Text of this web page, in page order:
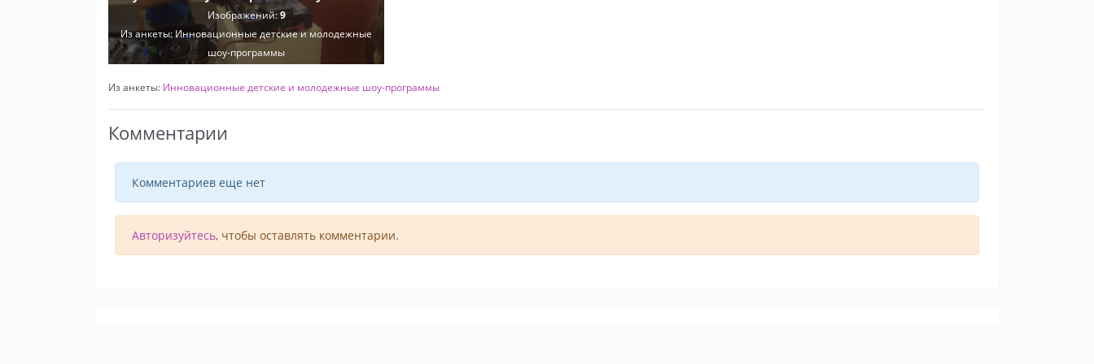
Изображений:9
Из анкеты:Инновационные детские и молодежные
шоу-программы
Из анкеты: Инновационные детские и молодежные шоу-программы
Комментарии
Комментариев еще нет
Авторизуйтесь, чтобы оставлять комментарии.